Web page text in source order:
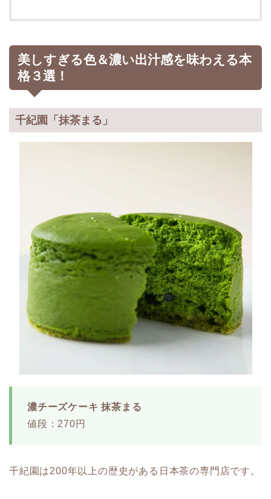
美しすぎる色＆濃い出汁感を味わえる本
格３選！
千紀園「抹茶まる」
濃チーズケーキ 抹茶まる
値段：270円
千紀園は200年以上の歴史がある日本茶の専門店です。